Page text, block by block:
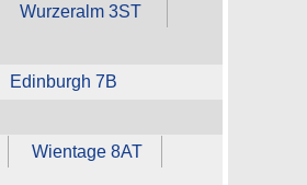
Wurzeralm 3ST
Edinburgh 7B
Wientage 8AT